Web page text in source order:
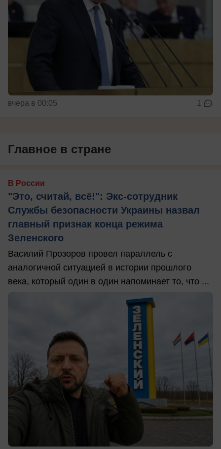
вчера в 00:05 1
Главное в стране
В России
"Это, считай, всё!": Экс-сотрудник
Службы безопасности Украины назвал
главный признак конца режима
Зеленского
Василий Прозоров провел параллель с
аналогичной ситуацией в истории прошлого
века, который один в один напоминает то, что ...